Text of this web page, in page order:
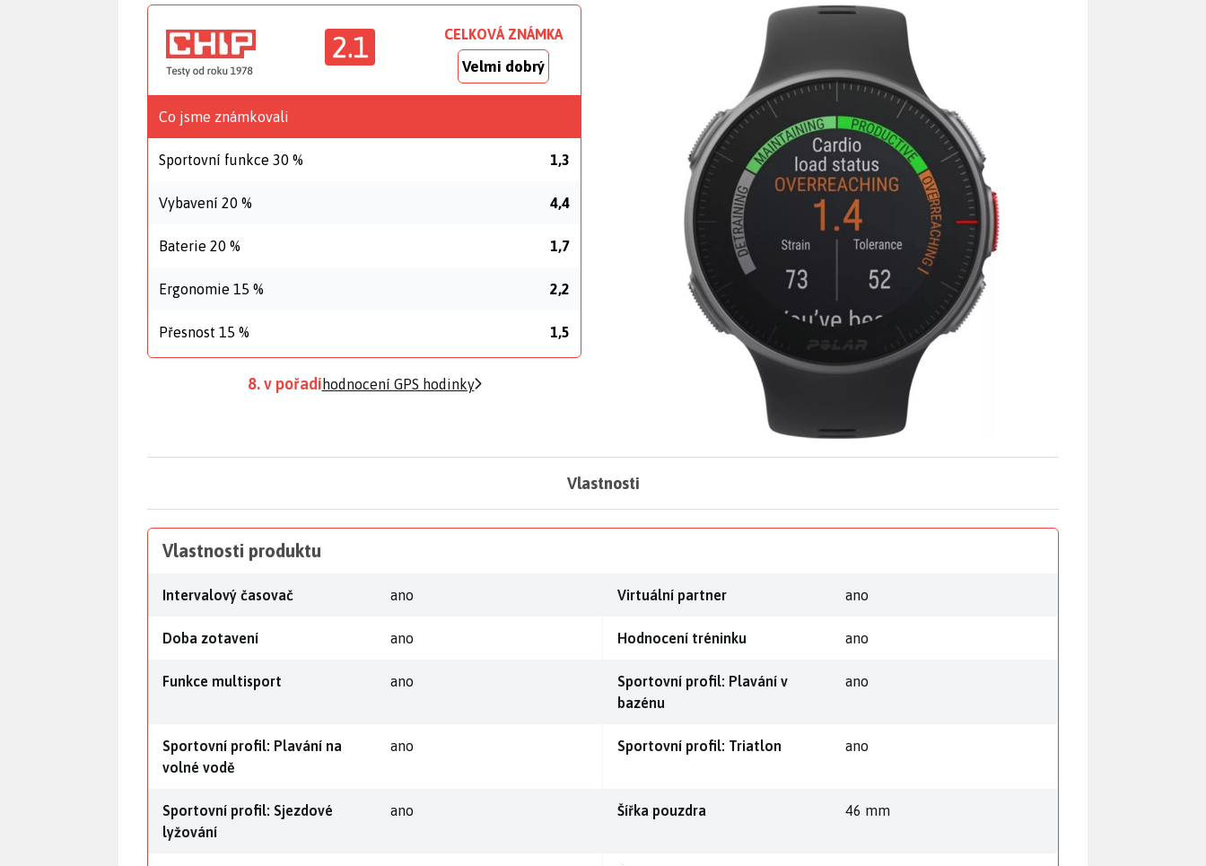
2.1 CELKOVÁ ZNÁMKA
Velmi dobrý
Co jsme známkovali
Sportovní funkce 30 % 1,3
Vybavení 20 % 4,4
Baterie 20 % 1,7
Ergonomie 15 % 2,2
Přesnost 15 % 1,5
8. v pořadí hodnocení GPS hodinky
Vlastnosti
Vlastnosti produktu
Intervalový časovač ano Virtuální partner ano
Doba zotavení ano Hodnocení tréninku ano
Funkce multisport ano
Sportovní profil: Plavání v
bazénu
ano
Sportovní profil: Plavání na
volné vodě
ano Sportovní profil: Triatlon ano
Sportovní profil: Sjezdové
lyžování
ano Šířka pouzdra 46 mm